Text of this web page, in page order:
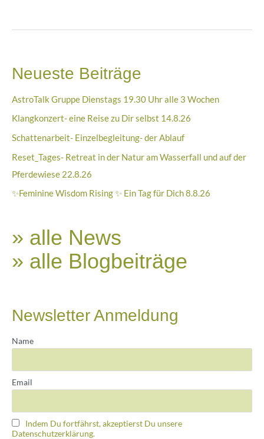
Neueste Beiträge
AstroTalk Gruppe Dienstags 19.30 Uhr alle 3 Wochen
Klangkonzert- eine Reise zu Dir selbst 14.8.26
Schattenarbeit- Einzelbegleitung- der Ablauf
Reset_Tages- Retreat in der Natur am Wasserfall und auf der
Pferdewiese 22.8.26
✨Feminine Wisdom Rising ✨ Ein Tag für Dich 8.8.26
» alle News
» alle Blogbeiträge
Newsletter Anmeldung
Name
Email
Indem Du fortfährst, akzeptierst Du unsere
Datenschutzerklärung.